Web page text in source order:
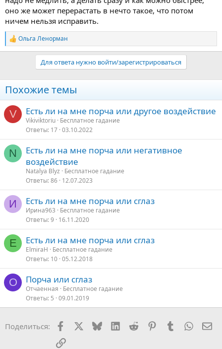
оно же может перерастать в нечто такое, что потом
ничем нельзя исправить.
Р
е
и
и
Ольга Ленорман
Для ответа нужно войти/зарегистрироваться
Похожие темы
V Есть ли на мне порча или другое воздействие
Vikiviktoriu Бесплатное гадание
Ответы 17 03.10.2022
N
Есть ли на мне порча или негативное
воздействие
Natalya Blyz
Бесплатное гадание
Ответы 86 12.07.2023
И Есть ли на мне порча или сглаз
Ирина963
Бесплатное гадание
Ответы 9 16.11.2020
E Есть ли на мне порча или сглаз
ElmiraH
Бесплатное гадание
Ответы 10 05.12.2018
О Порча или сглаз
Отчаенная
Бесплатное гадание
Ответы 5 09.01.2019
Поделиться: Facebook BlueskyLinkedIn
Reddit PinterestTumblr
Ссылка